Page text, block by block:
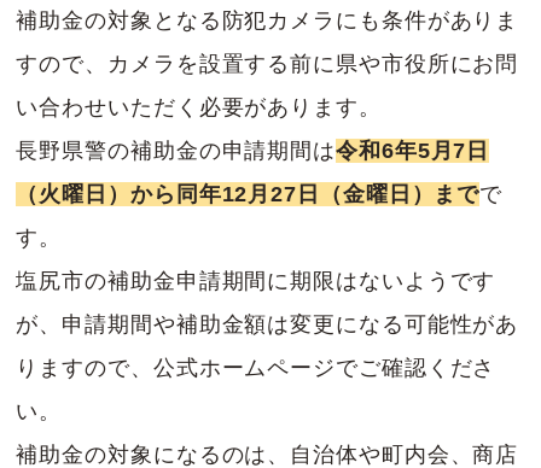
補助金の対象となる防犯カメラにも条件がありま
すので、カメラを設置する前に県や市役所にお問
い合わせいただく必要があります。
長野県警の補助金の申請期間は令和6年5月7日
（火曜日）から同年12月27日（金曜日）までで
す。
塩尻市の補助金申請期間に期限はないようです
が、申請期間や補助金額は変更になる可能性があ
りますので、公式ホームページでご確認くださ
い。
補助金の対象になるのは、自治体や町内会、商店